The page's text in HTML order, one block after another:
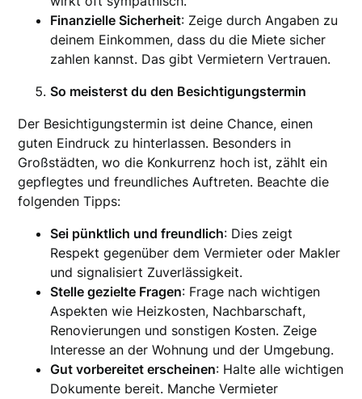
Finanzielle Sicherheit: Zeige durch Angaben zu
deinem Einkommen, dass du die Miete sicher
zahlen kannst. Das gibt Vermietern Vertrauen.
So meisterst du den Besichtigungstermin
Der Besichtigungstermin ist deine Chance, einen
guten Eindruck zu hinterlassen. Besonders in
Großstädten, wo die Konkurrenz hoch ist, zählt ein
gepflegtes und freundliches Auftreten. Beachte die
folgenden Tipps:
Sei pünktlich und freundlich: Dies zeigt
Respekt gegenüber dem Vermieter oder Makler
und signalisiert Zuverlässigkeit.
Stelle gezielte Fragen: Frage nach wichtigen
Aspekten wie Heizkosten, Nachbarschaft,
Renovierungen und sonstigen Kosten. Zeige
Interesse an der Wohnung und der Umgebung.
Gut vorbereitet erscheinen: Halte alle wichtigen
Dokumente bereit. Manche Vermieter